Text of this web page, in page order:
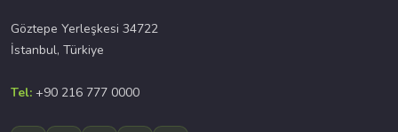
Göztepe Yerleşkesi 34722
İstanbul, Türkiye
Tel: +90 216 777 0000